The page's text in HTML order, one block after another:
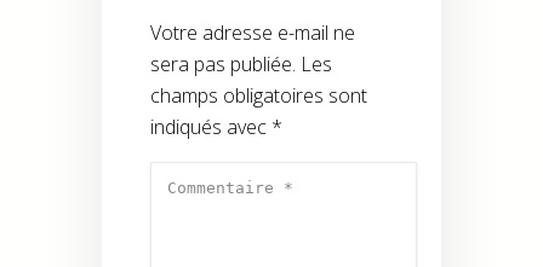
Votre adresse e-mail ne
sera pas publiée. Les
champs obligatoires sont
indiqués avec *